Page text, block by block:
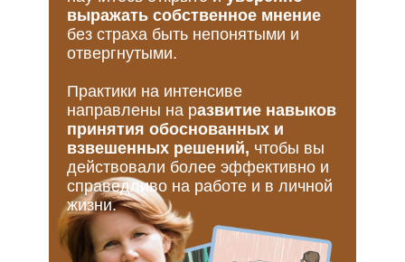
выражать собственное мнение
без страха быть непонятыми и
отвергнутыми.
Практики на интенсиве
направлены на развитие навыков
принятия обоснованных и
взвешенных решений, чтобы вы
действовали более эффективно и
справедливо на работе и в личной
жизни.